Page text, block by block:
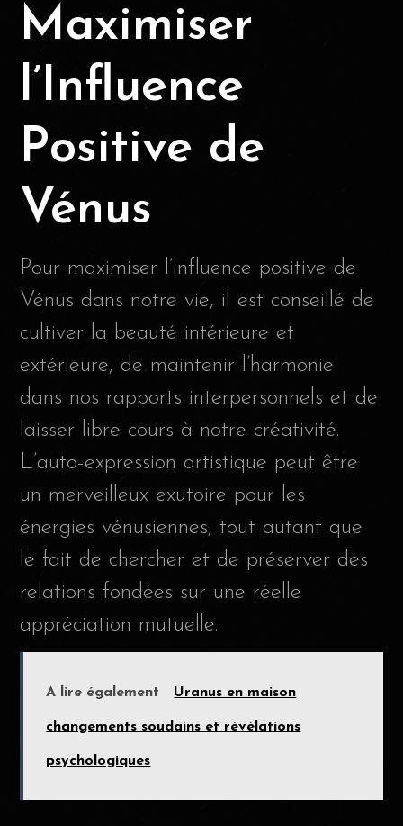
Maximiser
l’Influence
Positive de
Vénus
Pour maximiser l’influence positive de
Vénus dans notre vie, il est conseillé de
cultiver la beauté intérieure et
extérieure, de maintenir l’harmonie
dans nos rapports interpersonnels et de
laisser libre cours à notre créativité.
L’auto-expression artistique peut être
un merveilleux exutoire pour les
énergies vénusiennes, tout autant que
le fait de chercher et de préserver des
relations fondées sur une réelle
appréciation mutuelle.
A lire également Uranus en maison
changements soudains et révélations
psychologiques